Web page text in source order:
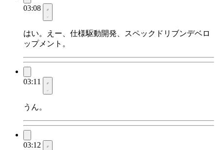
03:08
はい。えー、仕様駆動開発、スペックドリブンデベロ
ップメント。
03:11
うん。
03:12